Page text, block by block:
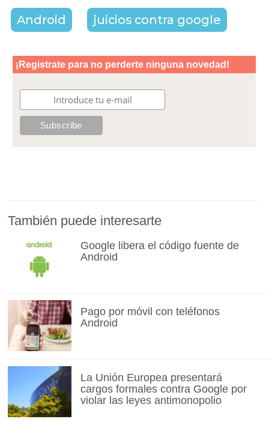
Android juicios contra google
También puede interesarte
Google libera el código fuente de
Android
Pago por móvil con teléfonos
Android
La Unión Europea presentará
cargos formales contra Google por
violar las leyes antimonopolio